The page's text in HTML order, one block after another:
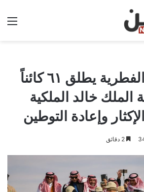
مركز الحياة الفطرية يطلق ٦١ كائناً
الملك خالد الملكية
وإعادة التوطين